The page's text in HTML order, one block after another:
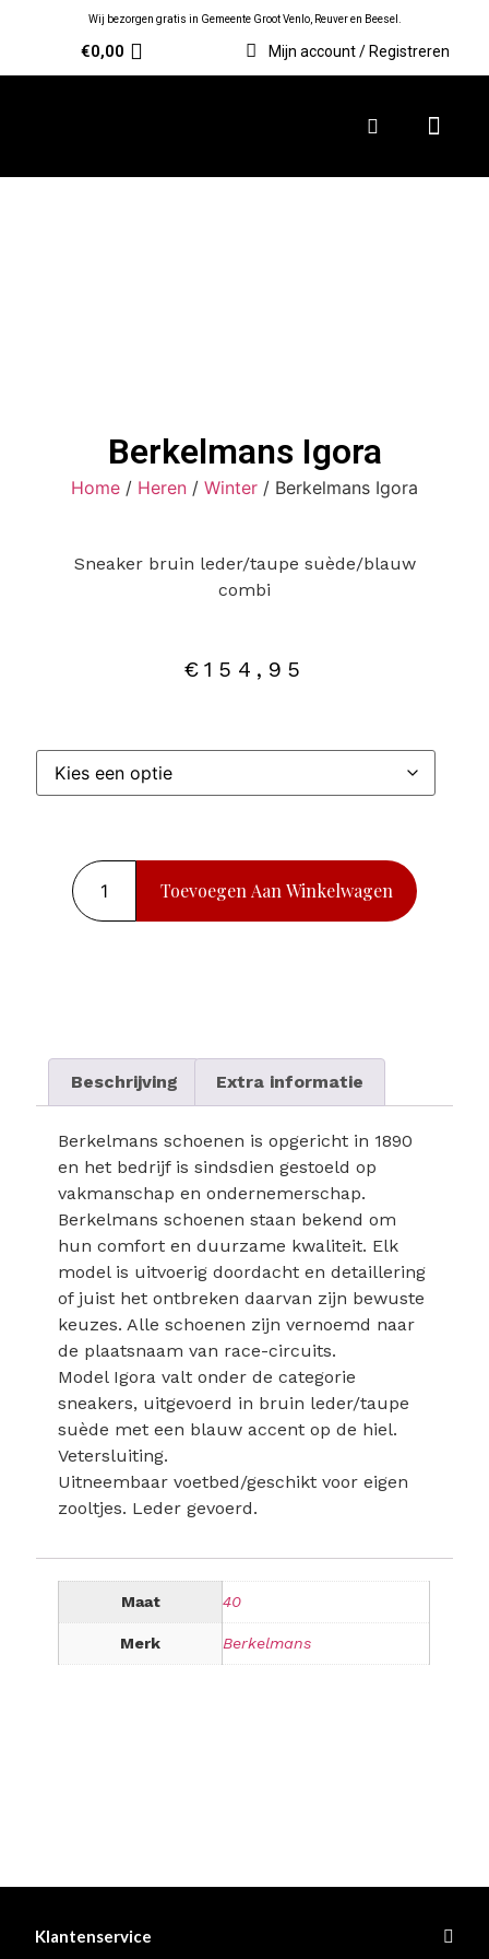
Wij bezorgen gratis in Gemeente Groot Venlo, Reuver en Beesel.
€0,00 Mijn account / Registreren
Berkelmans Igora
Home / Heren / Winter / Berkelmans Igora
Sneaker bruin leder/taupe suède/blauw
combi
€ 154,95
Toevoegen Aan Winkelwagen
Beschrijving Extra informatie
Berkelmans schoenen is opgericht in 1890
en het bedrijf is sindsdien gestoeld op
vakmanschap en ondernemerschap.
Berkelmans schoenen staan bekend om
hun comfort en duurzame kwaliteit. Elk
model is uitvoerig doordacht en detaillering
of juist het ontbreken daarvan zijn bewuste
keuzes. Alle schoenen zijn vernoemd naar
de plaatsnaam van race-circuits.
Model Igora valt onder de categorie
sneakers, uitgevoerd in bruin leder/taupe
suède met een blauw accent op de hiel.
Vetersluiting.
Uitneembaar voetbed/geschikt voor eigen
zooltjes. Leder gevoerd.
Maat 40
Merk Berkelmans
Klantenservice